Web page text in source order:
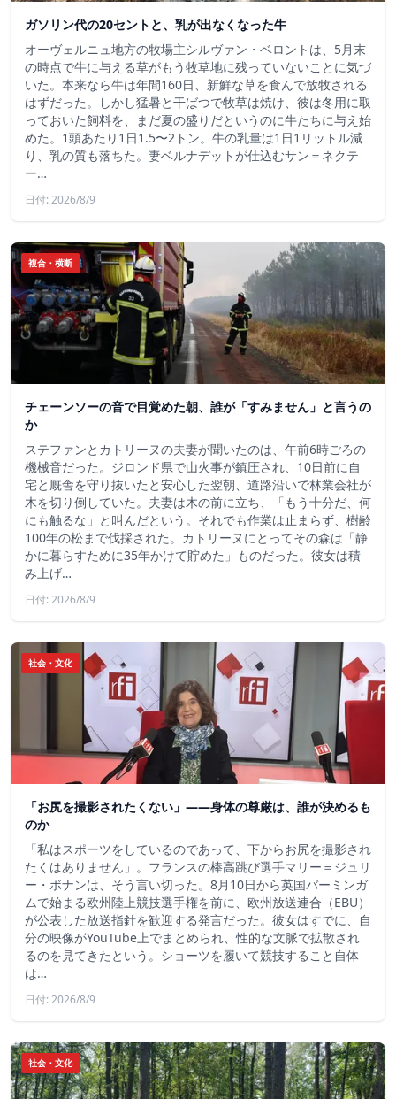
ガソリン代の20セントと、乳が出なくなった牛
オーヴェルニュ地方の牧場主シルヴァン・ベロントは、5月末
の時点で牛に与える草がもう牧草地に残っていないことに気づ
いた。本来なら牛は年間160日、新鮮な草を食んで放牧される
はずだった。しかし猛暑と干ばつで牧草は焼け、彼は冬用に取
っておいた飼料を、まだ夏の盛りだというのに牛たちに与え始
めた。1頭あたり1日1.5〜2トン。牛の乳量は1日1リットル減
り、乳の質も落ちた。妻ベルナデットが仕込むサン＝ネクテ
ー…
日付: 2026/8/9
複合・横断
チェーンソーの音で目覚めた朝、誰が「すみません」と言うの
か
ステファンとカトリーヌの夫妻が聞いたのは、午前6時ごろの
機械音だった。ジロンド県で山火事が鎮圧され、10日前に自
宅と厩舎を守り抜いたと安心した翌朝、道路沿いで林業会社が
木を切り倒していた。夫妻は木の前に立ち、「もう十分だ、何
にも触るな」と叫んだという。それでも作業は止まらず、樹齢
100年の松まで伐採された。カトリーヌにとってその森は「静
かに暮らすために35年かけて貯めた」ものだった。彼女は積
み上げ…
日付: 2026/8/9
社会・文化
「お尻を撮影されたくない」――身体の尊厳は、誰が決めるも
のか
「私はスポーツをしているのであって、下からお尻を撮影され
たくはありません」。フランスの棒高跳び選手マリー＝ジュリ
ー・ボナンは、そう言い切った。8月10日から英国バーミンガ
ムで始まる欧州陸上競技選手権を前に、欧州放送連合（EBU）
が公表した放送指針を歓迎する発言だった。彼女はすでに、自
分の映像がYouTube上でまとめられ、性的な文脈で拡散され
るのを見てきたという。ショーツを履いて競技すること自体
は…
日付: 2026/8/9
社会・文化